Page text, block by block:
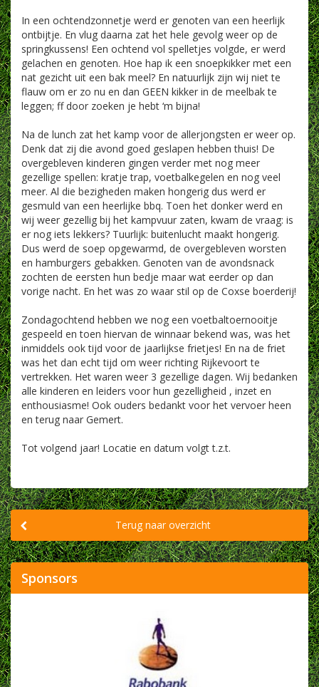
In een ochtendzonnetje werd er genoten van een heerlijk
ontbijtje. En vlug daarna zat het hele gevolg weer op de
springkussens! Een ochtend vol spelletjes volgde, er werd
gelachen en genoten. Hoe hap ik een snoepkikker met een
nat gezicht uit een bak meel? En natuurlijk zijn wij niet te
flauw om er zo nu en dan GEEN kikker in de meelbak te
leggen; ff door zoeken je hebt ‘m bijna!
Na de lunch zat het kamp voor de allerjongsten er weer op.
Denk dat zij die avond goed geslapen hebben thuis! De
overgebleven kinderen gingen verder met nog meer
gezellige spellen: kratje trap, voetbalkegelen en nog veel
meer. Al die bezigheden maken hongerig dus werd er
gesmuld van een heerlijke bbq. Toen het donker werd en
wij weer gezellig bij het kampvuur zaten, kwam de vraag: is
er nog iets lekkers? Tuurlijk: buitenlucht maakt hongerig.
Dus werd de soep opgewarmd, de overgebleven worsten
en hamburgers gebakken. Genoten van de avondsnack
zochten de eersten hun bedje maar wat eerder op dan
vorige nacht. En het was zo waar stil op de Coxse boerderij!
Zondagochtend hebben we nog een voetbaltoernooitje
gespeeld en toen hiervan de winnaar bekend was, was het
inmiddels ook tijd voor de jaarlijkse frietjes! En na de friet
was het dan echt tijd om weer richting Rijkevoort te
vertrekken. Het waren weer 3 gezellige dagen. Wij bedanken
alle kinderen en leiders voor hun gezelligheid , inzet en
enthousiasme! Ook ouders bedankt voor het vervoer heen
en terug naar Gemert.
Tot volgend jaar! Locatie en datum volgt t.z.t.
Terug naar overzicht
Sponsors